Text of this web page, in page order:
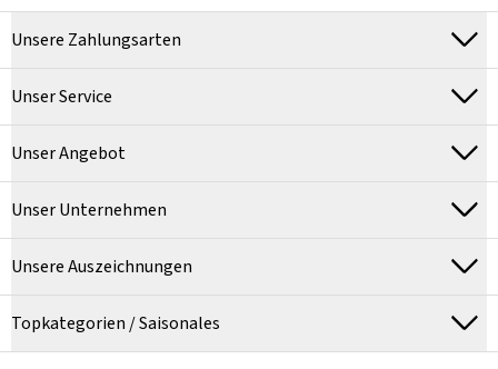
Unsere Zahlungsarten
Unser Service
Unser Angebot
Unser Unternehmen
Unsere Auszeichnungen
Topkategorien / Saisonales